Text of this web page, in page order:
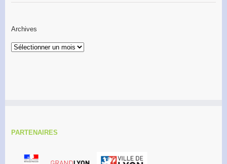
Archives
Archives
PARTENAIRES